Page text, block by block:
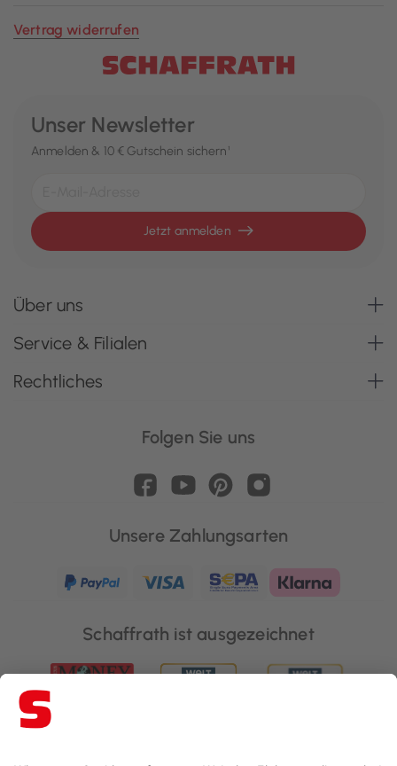
Vertrag widerrufen
Unser Newsletter
Anmelden & 10 € Gutschein sichern¹
Jetzt anmelden
Über uns
Service & Filialen
Rechtliches
Folgen Sie uns
Unsere Zahlungsarten
Schaffrath ist ausgezeichnet